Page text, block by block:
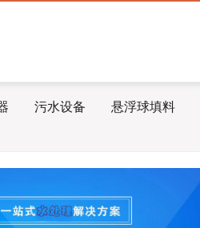
污水设备 悬浮球填料